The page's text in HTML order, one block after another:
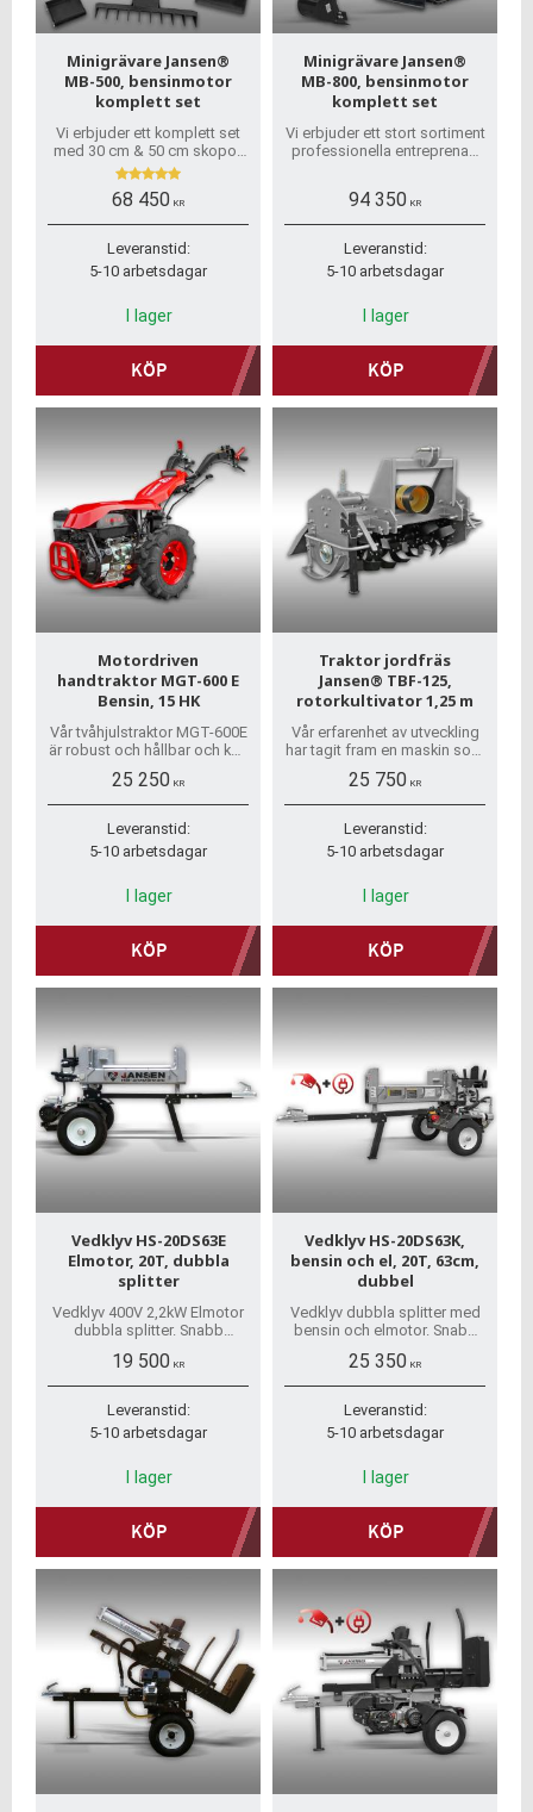
Minigrävare Jansen®
MB-500, bensinmotor
komplett set
Vi erbjuder ett komplett set
med 30 cm & 50 cm skopor,
grävtumme, kratta &
skopskydd!
68 450 KR
Leveranstid:
5-10 arbetsdagar
I lager
KÖP
Minigrävare Jansen®
MB-800, bensinmotor
komplett set
Vi erbjuder ett stort sortiment
professionella entreprenad
och företag. Inget kundkonto
behövs.
94 350 KR
Leveranstid:
5-10 arbetsdagar
I lager
KÖP
Motordriven
handtraktor MGT-600 E
Bensin, 15 HK
Vår tvåhjulstraktor MGT-600E
är robust och hållbar och kan
arbetsmiljöer, vilket gör den
till det smarta valet för alla
25 250 KR
Leveranstid:
5-10 arbetsdagar
I lager
KÖP
Traktor jordfräs
Jansen® TBF-125,
rotorkultivator 1,25 m
Vår erfarenhet av utveckling
har tagit fram en maskin som
robusta design och tydligt
sticker ut från konkurrenterna.
25 750 KR
Leveranstid:
5-10 arbetsdagar
I lager
KÖP
Vedklyv HS-20DS63E
Elmotor, 20T, dubbla
splitter
Vedklyv 400V 2,2kW Elmotor
dubbla splitter. Snabb
avgifter. Alla reservdelar på
lager.
19 500 KR
Leveranstid:
5-10 arbetsdagar
I lager
KÖP
Vedklyv HS-20DS63K,
bensin och el, 20T, 63cm,
dubbel
Vedklyv dubbla splitter med
bensin och elmotor. Snabb
avgifter. Reservdelar finns på
lager.
25 350 KR
Leveranstid:
5-10 arbetsdagar
I lager
KÖP